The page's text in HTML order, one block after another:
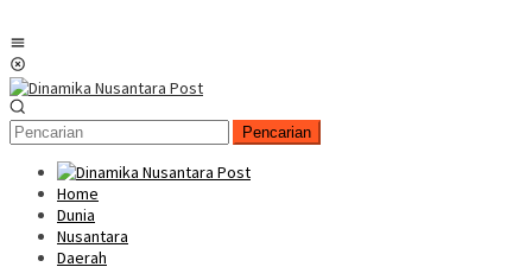
Pencarian
Home
Dunia
Nusantara
Daerah